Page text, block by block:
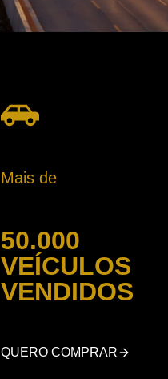
Mais de
50.000
VEÍCULOS
VENDIDOS
QUERO COMPRAR